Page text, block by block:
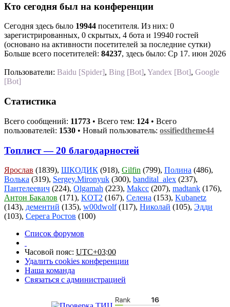
Кто сегодня был на конференции
Сегодня здесь было 19944 посетителя. Из них: 0
зарегистрированных, 0 скрытых, 4 бота и 19940 гостей
(основано на активности посетителей за последние сутки)
Больше всего посетителей: 84237, здесь было: Ср 17. июн 2026
Пользователи: Baidu [Spider], Bing [Bot], Yandex [Bot], Google
[Bot]
Статистика
Всего сообщений: 11773 • Всего тем: 124 • Всего
пользователей: 1530 • Новый пользователь: ossifiedtheme44
Топлист — 20 благодарностей
Ярослав (1839), ШКОДИК (918), Gilfin (799), Полина (486),
Волька (319), Sergey.Mironyuk (300), bandital_alex (237),
Пантелеевич (224), Olgamah (223), Makcc (207), madtank (176),
Антон Бакалов (171), KOT2 (167), Селена (153), Kubanetz
(143), дементий (135), w00dwolf(117), Николай (105), Эдди
(103), Серега Ростов (100)
Список форумов
Часовой пояс: UTC+03:00
Удалить cookies конференции
Наша команда
Связаться с администрацией